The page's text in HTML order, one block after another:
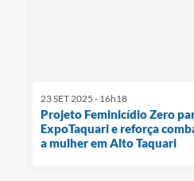
23 SET 2025 - 16h18
Projeto Feminicídio Zero
ExpoTaquari e reforça
a mulher em Alto Taquari